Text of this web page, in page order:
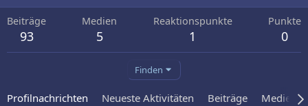
Beiträge
93
Medien
5
Reaktionspunkte
1
Punkte
0
Finden
Profilnachrichten Neueste Aktivitäten Beiträge Medien